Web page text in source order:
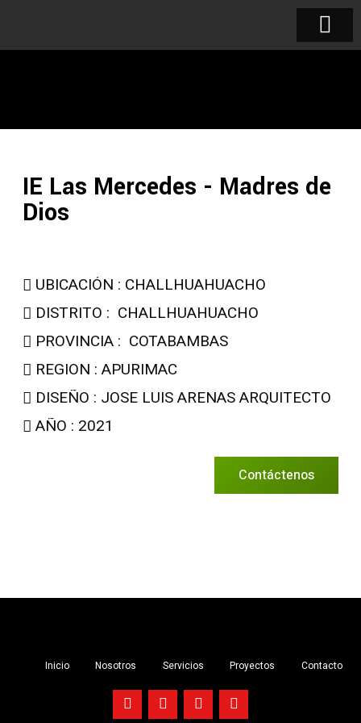
IE Las Mercedes - Madres de
Dios
UBICACIÓN : CHALLHUAHUACHO
DISTRITO : CHALLHUAHUACHO
PROVINCIA : COTABAMBAS
REGION : APURIMAC
DISEÑO : JOSE LUIS ARENAS ARQUITECTO
AÑO : 2021
Contáctenos
Inicio Nosotros Servicios Proyectos Contacto